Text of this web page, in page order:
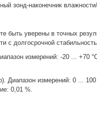
зонд-наконечник
быть уверены в точных
с долгосрочной
измерений: -20 ... +70
Диапазон измерений: 0 ...
0,01 %.